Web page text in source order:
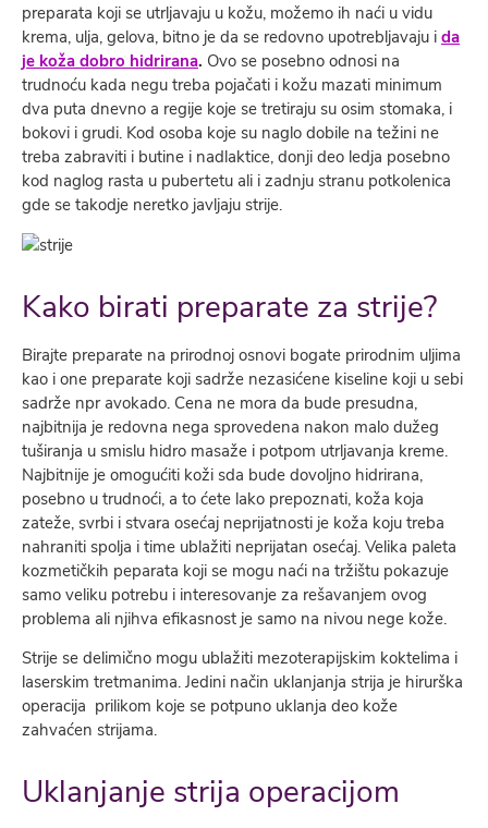
preparata koji se utrljavaju u kožu, možemo ih naći u vidu
krema, ulja, gelova, bitno je da se redovno upotrebljavaju i da
je koža dobro hidrirana. Ovo se posebno odnosi na
trudnoću kada negu treba pojačati i kožu mazati minimum
dva puta dnevno a regije koje se tretiraju su osim stomaka, i
bokovi i grudi. Kod osoba koje su naglo dobile na težini ne
treba zabraviti i butine i nadlaktice, donji deo ledja posebno
kod naglog rasta u pubertetu ali i zadnju stranu potkolenica
gde se takodje neretko javljaju strije.
Kako birati preparate za strije?
Birajte preparate na prirodnoj osnovi bogate prirodnim uljima
kao i one preparate koji sadrže nezasićene kiseline koji u sebi
sadrže npr avokado. Cena ne mora da bude presudna,
najbitnija je redovna nega sprovedena nakon malo dužeg
tuširanja u smislu hidro masaže i potpom utrljavanja kreme.
Najbitnije je omogućiti koži sda bude dovoljno hidrirana,
posebno u trudnoći, a to ćete lako prepoznati, koža koja
zateže, svrbi i stvara osećaj neprijatnosti je koža koju treba
nahraniti spolja i time ublažiti neprijatan osećaj. Velika paleta
kozmetičkih peparata koji se mogu naći na tržištu pokazuje
samo veliku potrebu i interesovanje za rešavanjem ovog
problema ali njihva efikasnost je samo na nivou nege kože.
Strije se delimično mogu ublažiti mezoterapijskim koktelima i
laserskim tretmanima. Jedini način uklanjanja strija je hirurška
operacija prilikom koje se potpuno uklanja deo kože
zahvaćen strijama.
Uklanjanje strija operacijom